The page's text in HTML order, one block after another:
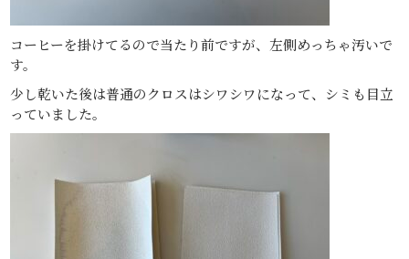
コーヒーを掛けてるので当たり前ですが、左側めっちゃ汚いで
す。
少し乾いた後は普通のクロスはシワシワになって、シミも目立
っていました。